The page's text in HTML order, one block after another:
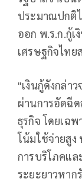
ประมาณปกติ
ออก พ.ร.ก.กู้เ
เศรษฐกิจไทย
"เงินกู้ดังกล่า
ผ่านการอัดฉี
ธุรกิจ โดยเฉ
โน้มใช้จ่ายสูง
การบริโภคแล
ระยะยาวหาก